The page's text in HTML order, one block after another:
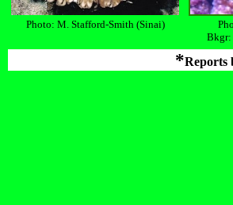
Photo: M. Stafford-Smith (Sinai)
Bkgr:
*Reports